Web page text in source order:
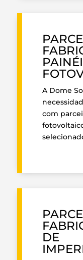
A Dome
com
DE